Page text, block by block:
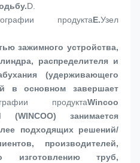
D.
продуктаE.Узел
распределителя и
(удерживающего
в основном завершает
продуктаWincoo
занимается
подходящих решений/
производителей,
изготовлению труб,